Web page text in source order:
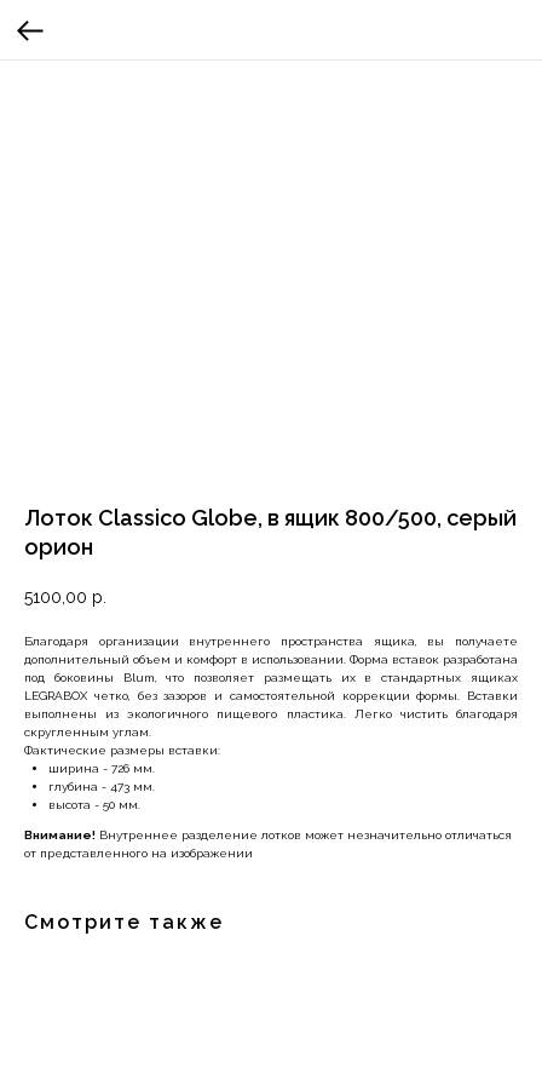
Лоток Classico Globe, в ящик 800/500, серый
орион
5100,00 р.
Благодаря организации внутреннего пространства ящика, вы получаете
дополнительный объем и комфорт в использовании. Форма вставок разработана
под боковины Blum, что позволяет размещать их в стандартных ящиках
LEGRABOX четко, без зазоров и самостоятельной коррекции формы. Вставки
выполнены из экологичного пищевого пластика. Легко чистить благодаря
скругленным углам.
Фактические размеры вставки:
ширина - 726 мм.
глубина - 473 мм.
высота - 50 мм.
Внимание! Внутреннее разделение лотков может незначительно отличаться
от представленного на изображении
Смотрите также